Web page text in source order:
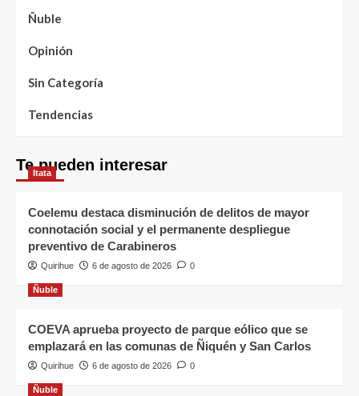
Ñuble
Opinión
Sin Categoría
Tendencias
Te pueden interesar
Itata
Coelemu destaca disminución de delitos de mayor
connotación social y el permanente despliegue
preventivo de Carabineros
Quirihue 6 de agosto de 2026 0
Ñuble
COEVA aprueba proyecto de parque eólico que se
emplazará en las comunas de Ñiquén y San Carlos
Quirihue 6 de agosto de 2026 0
Ñuble